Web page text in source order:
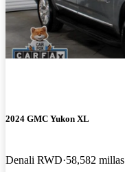
2024 GMC Yukon XL
Denali RWD 58,582 millas